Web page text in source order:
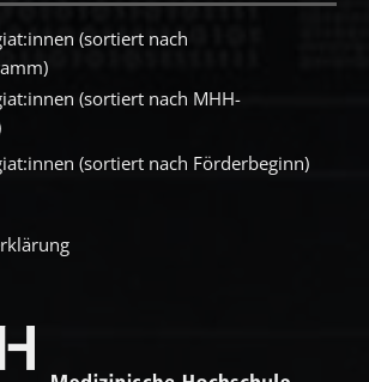
(sortiert nach
(sortiert nach MHH-
(sortiert nach Förderbeginn)